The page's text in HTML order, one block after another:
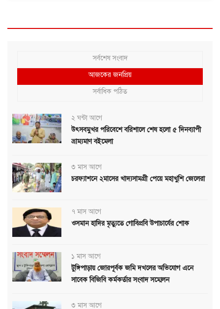
সর্বশেষ সংবাদ
আজকের জনপ্রিয়
সর্বাধিক পঠিত
২ ঘন্টা আগে
উৎসবমুখর পরিবেশে বরিশালে শেষ হলো ৫ দিনব্যাপী
ভ্রাম্যমাণ বইমেলা
৩ মাস আগে
চরফ্যাশনে ২মাসের খাদ্যসামগ্রী পেয়ে মহাখুশি জেলেরা
৭ মাস আগে
ওসমান হাদির মৃত্যুতে গোবিপ্রবি উপাচার্যের শোক
১ মাস আগে
টুঙ্গিপাড়ায় জোরপূর্বক জমি দখলের অভিযোগ এনে
সাবেক বিজিবি কর্মকর্তার সংবাদ সম্মেলন
৩ মাস আগে